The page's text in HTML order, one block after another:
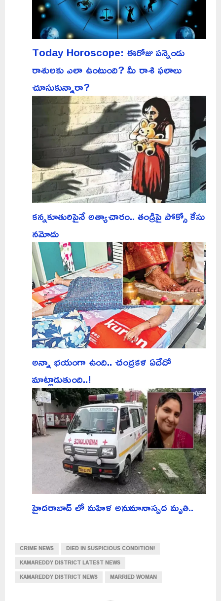
Today Horoscope: ఈరోజు పన్నెండు
రాశులకు ఎలా ఉంటుంది? మీ రాశి ఫలాలు
చూసుకున్నారా?
కన్నకూతురిపైనే అత్యాచారం.. తండ్రిపై పోక్సో కేసు
నమోదు
అన్నా భయంగా ఉంది.. చంద్రకళ ఏదేదో
మాట్లాడుతుంది..!
హైదరాబాద్ లో మహిళ అనుమానాస్పద మృతి..
CRIME NEWS
DIED IN SUSPICIOUS CONDITION!
KAMAREDDY DISTRICT LATEST NEWS
KAMAREDDY DISTRICT NEWS
MARRIED WOMAN